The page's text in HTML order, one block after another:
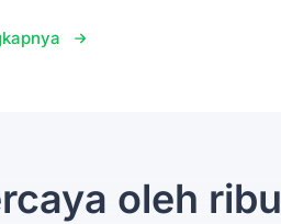
oleh